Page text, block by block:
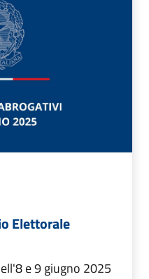
Elettorale
e 9 giugno 2025